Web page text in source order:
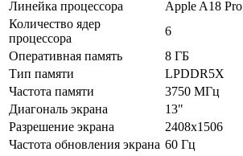
Линейка процессора
Apple A18 Pro
Количество ядер
процессора
6
Оперативная память
8 ГБ
Тип памяти
LPDDR5X
Частота памяти
3750 МГц
Диагональ экрана
13"
Разрешение экрана
2408x1506
Частота обновления экрана 60 Гц